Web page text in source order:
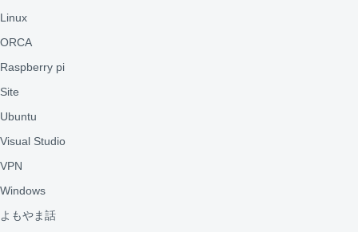
Linux
ORCA
Raspberry pi
Site
Ubuntu
Visual Studio
VPN
Windows
よもやま話